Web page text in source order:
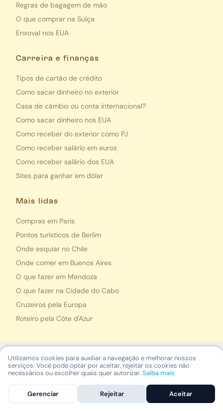
Regras de bagagem de mão
O que comprar na Suíça
Enxoval nos EUA
Carreira e finanças
Tipos de cartão de crédito
Como sacar dinheiro no exterior
Casa de câmbio ou conta internacional?
Como sacar dinheiro nos EUA
Como receber do exterior como PJ
Como receber salário em euros
Como receber salário dos EUA
Sites para ganhar em dólar
Mais lidas
Compras em Paris
Pontos turísticos de Berlim
Onde esquiar no Chile
Onde comer em Buenos Aires
O que fazer em Mendoza
O que fazer na Cidade do Cabo
Cruzeiros pela Europa
Roteiro pela Côte d'Azur
Empresa
A Nomad
Utilizamos cookies para auxiliar a navegação e melhorar nossos
serviços. Você pode optar por aceitar, rejeitar os cookies não
necessários ou escolher quais quer autorizar. Saiba mais
Gerenciar Rejeitar Aceitar